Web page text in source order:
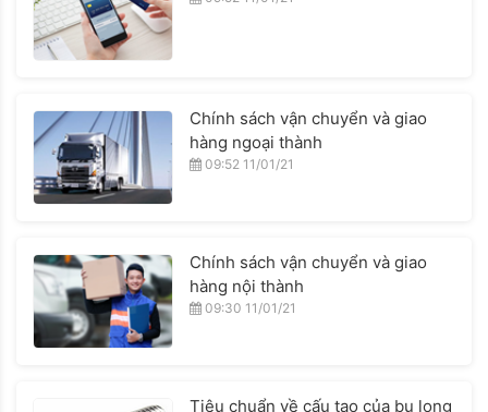
Chính sách vận chuyển và giao
hàng ngoại thành
09:52 11/01/21
Chính sách vận chuyển và giao
hàng nội thành
09:30 11/01/21
Tiêu chuẩn về cấu tạo của bu long